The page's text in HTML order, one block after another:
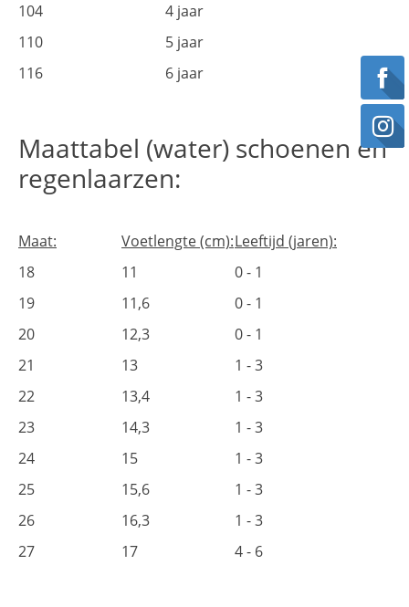
104
4 jaar
110
5 jaar
116
6 jaar
Maattabel (water) schoenen en
regenlaarzen:
Maat: Voetlengte (cm):Leeftijd (jaren):
18
11
0 - 1
19
11,6
0 - 1
20
12,3
0 - 1
21
13
1 - 3
22
13,4
1 - 3
23
14,3
1 - 3
24
15
1 - 3
25
15,6
1 - 3
26
16,3
1 - 3
27
17 4 - 6